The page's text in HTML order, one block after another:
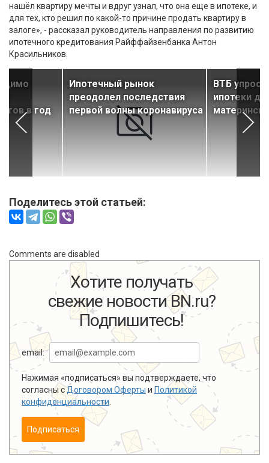
нашёл квартиру мечты и вдруг узнал, что она еще в ипотеке, и
для тех, кто решил по какой-то причине продать квартиру в
залоге», - рассказал руководитель направления по развитию
ипотечного кредитования Райффайзенбанка Антон
Красильников.
в год
Ипотечный рынок
преодолел последствия
первой волны коронавируса
ВТБ
ипотеки
Поделитесь этой статьей:
Comments are disabled
Хотите получать
свежие новости BN.ru?
Подпишитесь!
email:
Нажимая «подписаться» вы подтверждаете, что
согласны сДоговором Оферты и Политикой
конфиденциальности
Подписаться